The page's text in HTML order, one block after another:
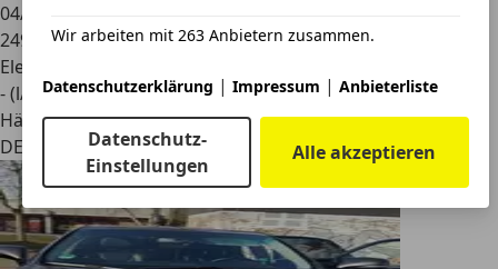
Wir arbeiten mit 263 Anbietern zusammen.
Datenschutzerklärung | Impressum | Anbieterliste
Datenschutz-
Einstellungen
Alle akzeptieren
04/2011
249.114 km
Elektro/Benzin
- (l/100 km)
Händler
DE 48455